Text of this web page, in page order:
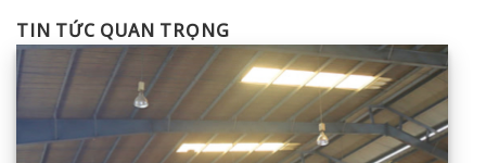
TIN TỨC QUAN TRỌNG